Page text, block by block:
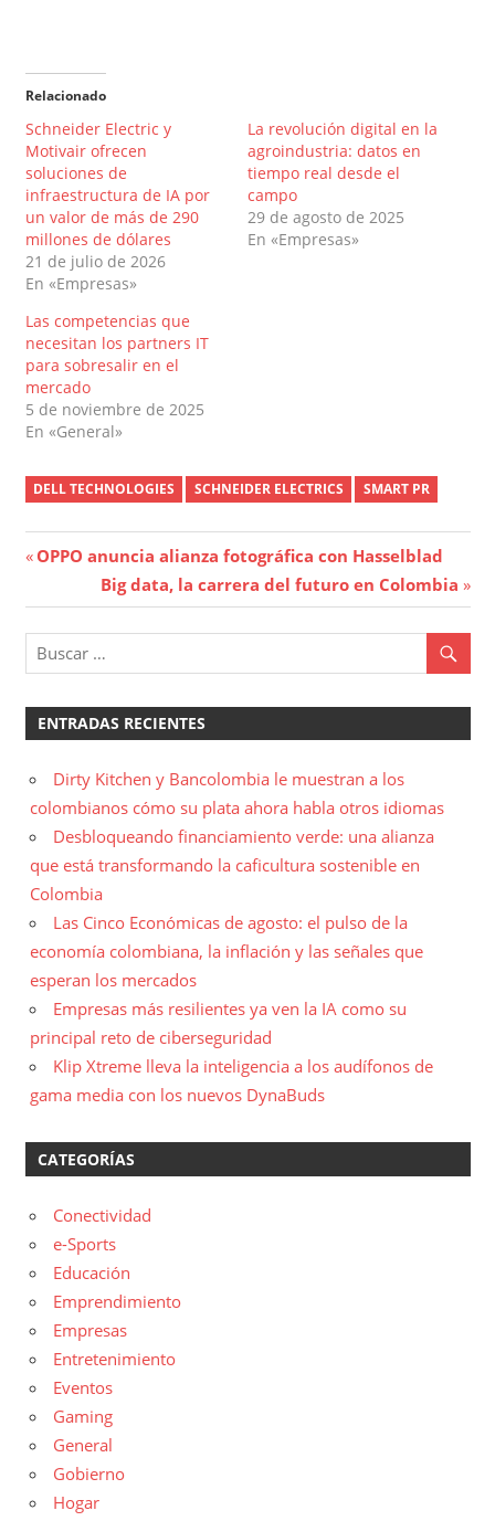
Relacionado
Schneider Electric y
Motivair ofrecen
soluciones de
infraestructura de IA por
un valor de más de 290
millones de dólares
21 de julio de 2026
En «Empresas»
La revolución digital en la
agroindustria: datos en
tiempo real desde el
campo
29 de agosto de 2025
En «Empresas»
Las competencias que
necesitan los partners IT
para sobresalir en el
mercado
5 de noviembre de 2025
En «General»
DELL TECHNOLOGIES SCHNEIDER ELECTRICS SMART PR
Navegación
de
entradas
Entrada
OPPO anuncia alianza fotográfica con Hasselblad
Entrada
siguiente:
Big data, la carrera del futuro en Colombia
ENTRADAS RECIENTES
Dirty Kitchen y Bancolombia le muestran a los
colombianos cómo su plata ahora habla otros idiomas
Desbloqueando financiamiento verde: una alianza
que está transformando la caficultura sostenible en
Colombia
Las Cinco Económicas de agosto: el pulso de la
economía colombiana, la inflación y las señales que
esperan los mercados
Empresas más resilientes ya ven la IA como su
principal reto de ciberseguridad
Klip Xtreme lleva la inteligencia a los audífonos de
gama media con los nuevos DynaBuds
CATEGORÍAS
Conectividad
e-Sports
Educación
Emprendimiento
Empresas
Entretenimiento
Eventos
Gaming
General
Gobierno
Hogar